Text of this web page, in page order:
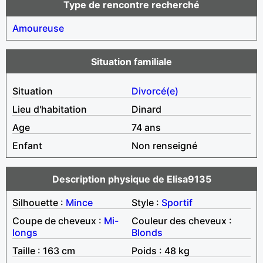
Type de rencontre recherché
Amoureuse
Situation familiale
Situation
Divorcé(e)
Lieu d'habitation
Dinard
Age
74 ans
Enfant
Non renseigné
Description physique de Elisa9135
Silhouette : Mince Style : Sportif
Coupe de cheveux : Mi-
longs
Couleur des cheveux :
Blonds
Taille : 163 cm
Poids : 48 kg